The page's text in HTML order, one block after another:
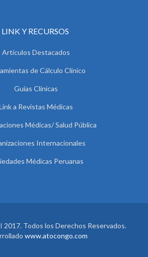
LINK Y RECURSOS
Artículos Destacados
de Cálculo Clínico
Guías Clínicas
a Revistas Médicas
Médicas/ Salud Pública
Internacionales
Médicas Peruanas
Todos los Derechos Reservados.
www.atocongo.com